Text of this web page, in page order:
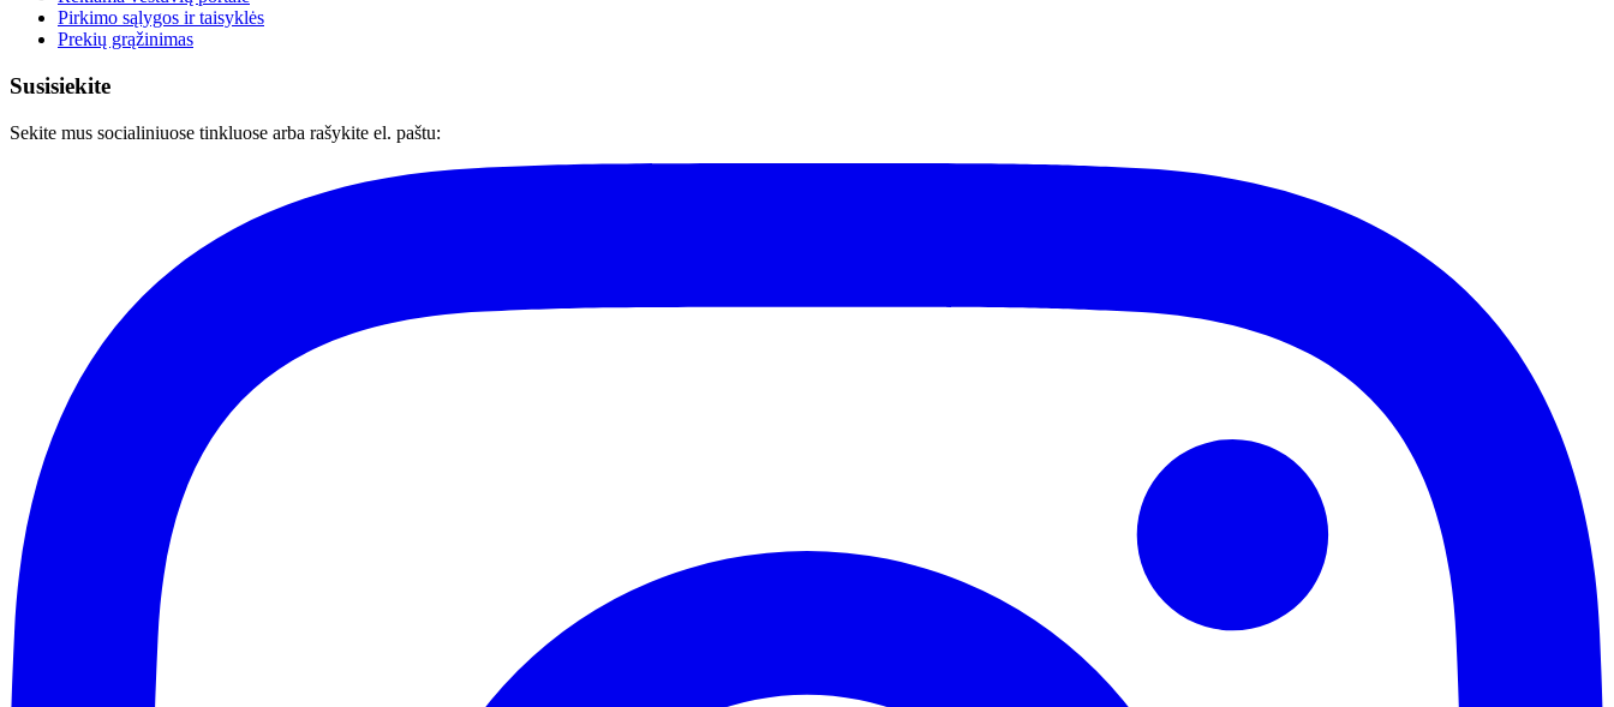
Pirkimo sąlygos ir taisyklės
Prekių grąžinimas
Susisiekite
Sekite mus socialiniuose tinkluose arba rašykite el. paštu: